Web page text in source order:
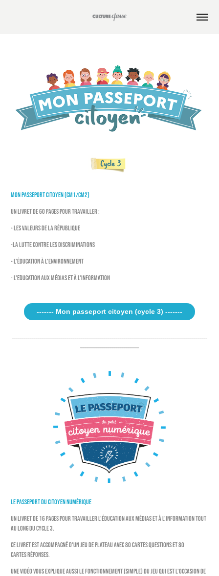
MON passeport citoyen (CM1/CM2)
Un livret de 60 pages pour travailler :
- Les valeurs de la république
-La lutte contre les discriminations
- L'éducation à l'environnement
- L'Education aux médias et à l'information
------- Mon passeport citoyen (cycle 3) -------
Le passeport du citoyen numérique
Un livret de 16 pages pour travailler l'éducation aux médias et à l'information tout
au long du cycle 3.
Ce livret est accompagné d'un jeu de plateau avec 80 cartes questions et 80
cartes réponses.
Une vidéo vous explique aussi le fonctionnement (simple) du jeu qui est l'occasion de